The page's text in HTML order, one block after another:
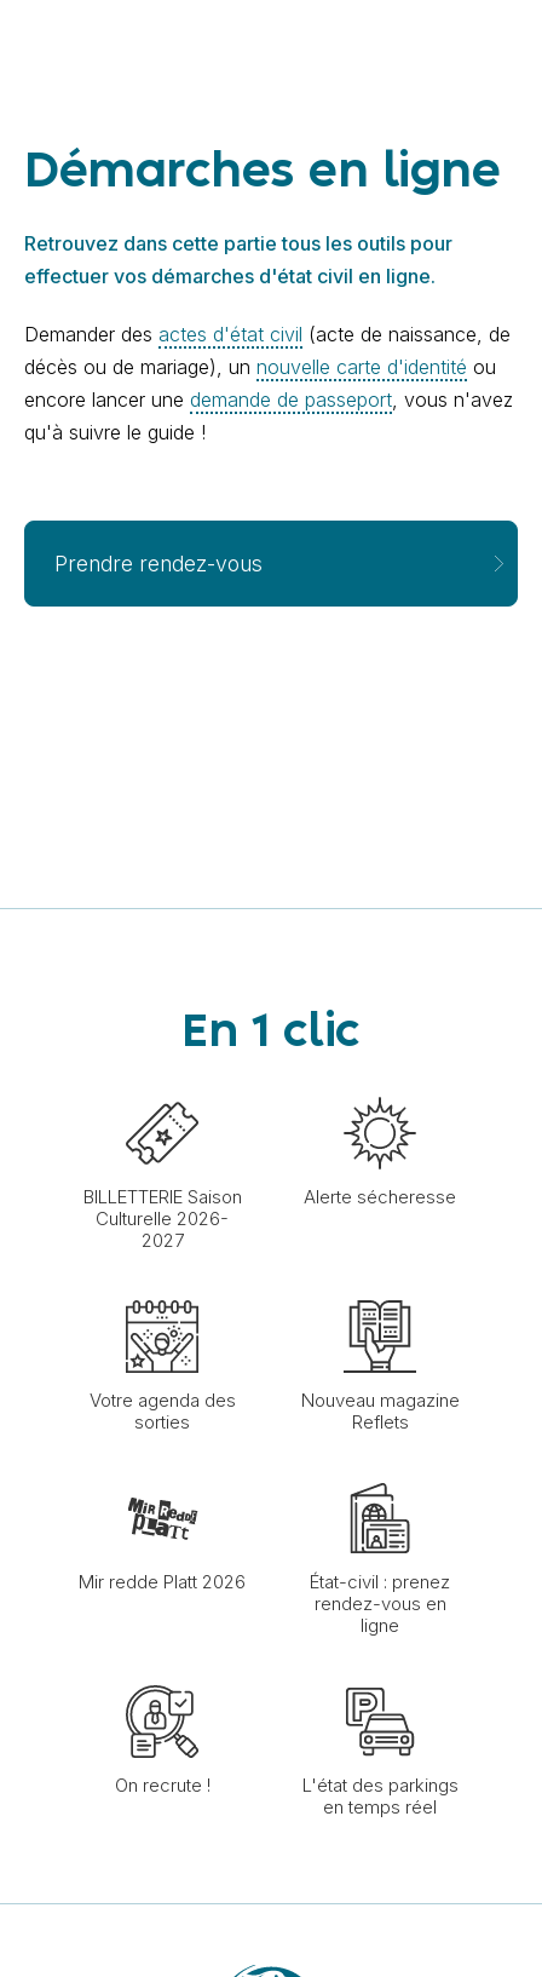
Démarches en ligne
Retrouvez dans cette partie tous les outils pour
effectuer vos démarches d'état civil en ligne.
Demander des actes d'état civil (acte de naissance, de
décès ou de mariage), un nouvelle carte d'identité ou
encore lancer une demande de passeport , vous n'avez
qu'à suivre le guide !
Prendre rendez-vous
En 1 clic
BILLETTERIE Saison
Culturelle 2026-
2027
Alerte sécheresse
Votre agenda des
sorties
Nouveau magazine
Reflets
Mir redde Platt 2026
État-civil : prenez
rendez-vous en
ligne
On recrute !
L'état des parkings
en temps réel